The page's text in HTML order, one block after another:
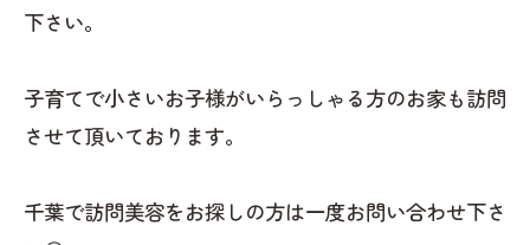
下さい。
子育てで小さいお子様がいらっしゃる方のお家も訪問
させて頂いております。
千葉で訪問美容をお探しの方は一度お問い合わせ下さ